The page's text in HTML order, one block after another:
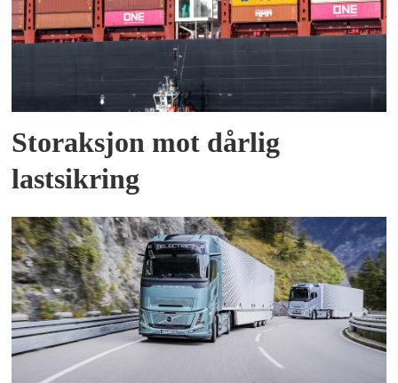
Storaksjon mot dårlig
lastsikring